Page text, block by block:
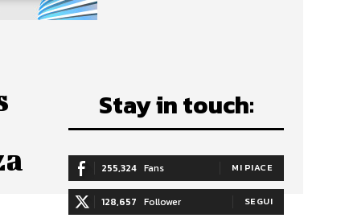
Stay in touch:
255,324 Fans MI PIACE
128,657 Follower SEGUI